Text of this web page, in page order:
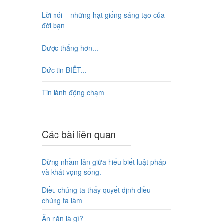
Lời nói – những hạt giống sáng tạo của
đời bạn
Được thắng hơn...
Đức tin BIẾT...
Tin lành động chạm
Các bài liên quan
Đừng nhầm lẫn giữa hiểu biết luật pháp
và khát vọng sống.
Điều chúng ta thấy quyết định điều
chúng ta làm
Ăn năn là gì?